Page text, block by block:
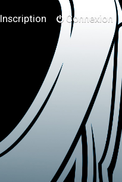
Connexion
Inscription